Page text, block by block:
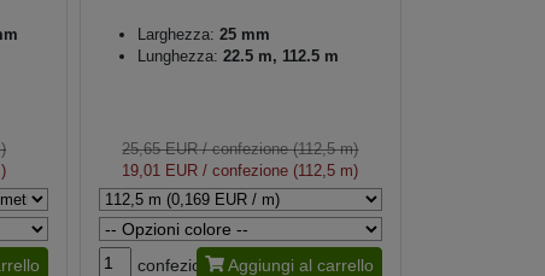
Larghezza: 25 mm
Lunghezza: 22.5 m, 112.5 m
25,65 EUR/ confezione (112,5 m)
19,01 EUR / confezione (112,5 m)
confezione Aggiungi al carrello